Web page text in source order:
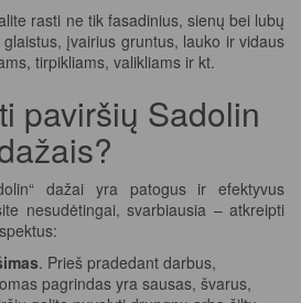
rasti ne tik fasadinius, sienų bei lubų
įvairius gruntus, lauko ir vidaus
tirpikliams, valikliams ir kt.
paviršių Sadolin
dažai yra patogus ir efektyvus
nesudėtingai, svarbiausia – atkreipti
. Prieš pradedant darbus,
pagrindas yra sausas, švarus,